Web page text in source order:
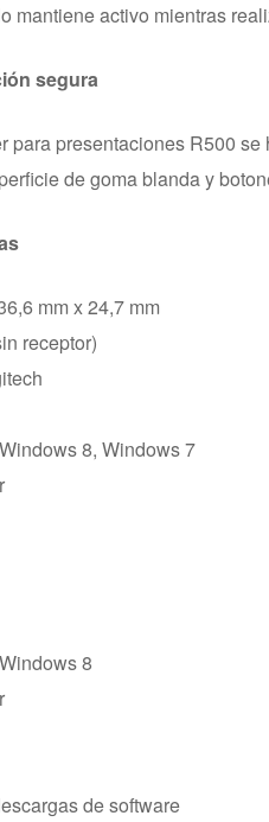
mantiene activo mientras
segura
para presentaciones R500
de goma blanda y
mm x 24,7 mm
receptor)
8, Windows 7
8
de software